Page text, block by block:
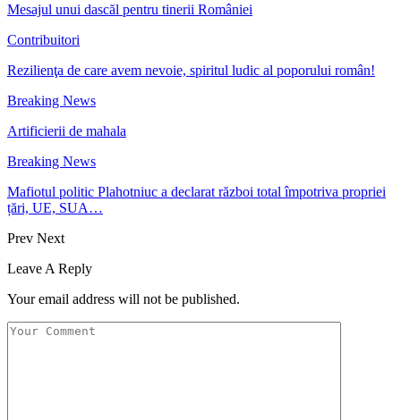
Mesajul unui dascăl pentru tinerii României
Contribuitori
Rezilienţa de care avem nevoie, spiritul ludic al poporului român!
Breaking News
Artificierii de mahala
Breaking News
Mafiotul politic Plahotniuc a declarat război total împotriva propriei
țări, UE, SUA…
Prev Next
Leave A Reply
Your email address will not be published.